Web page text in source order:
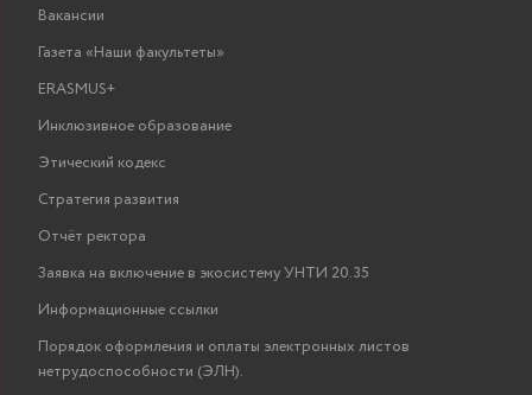
Вакансии
Газета «Наши факультеты»
ERASMUS+
Инклюзивное образование
Этический кодекс
Стратегия развития
Отчёт ректора
Заявка на включение в экосистему УНТИ 20.35
Информационные ссылки
Порядок оформления и оплаты электронных листов
нетрудоспособности (ЭЛН).